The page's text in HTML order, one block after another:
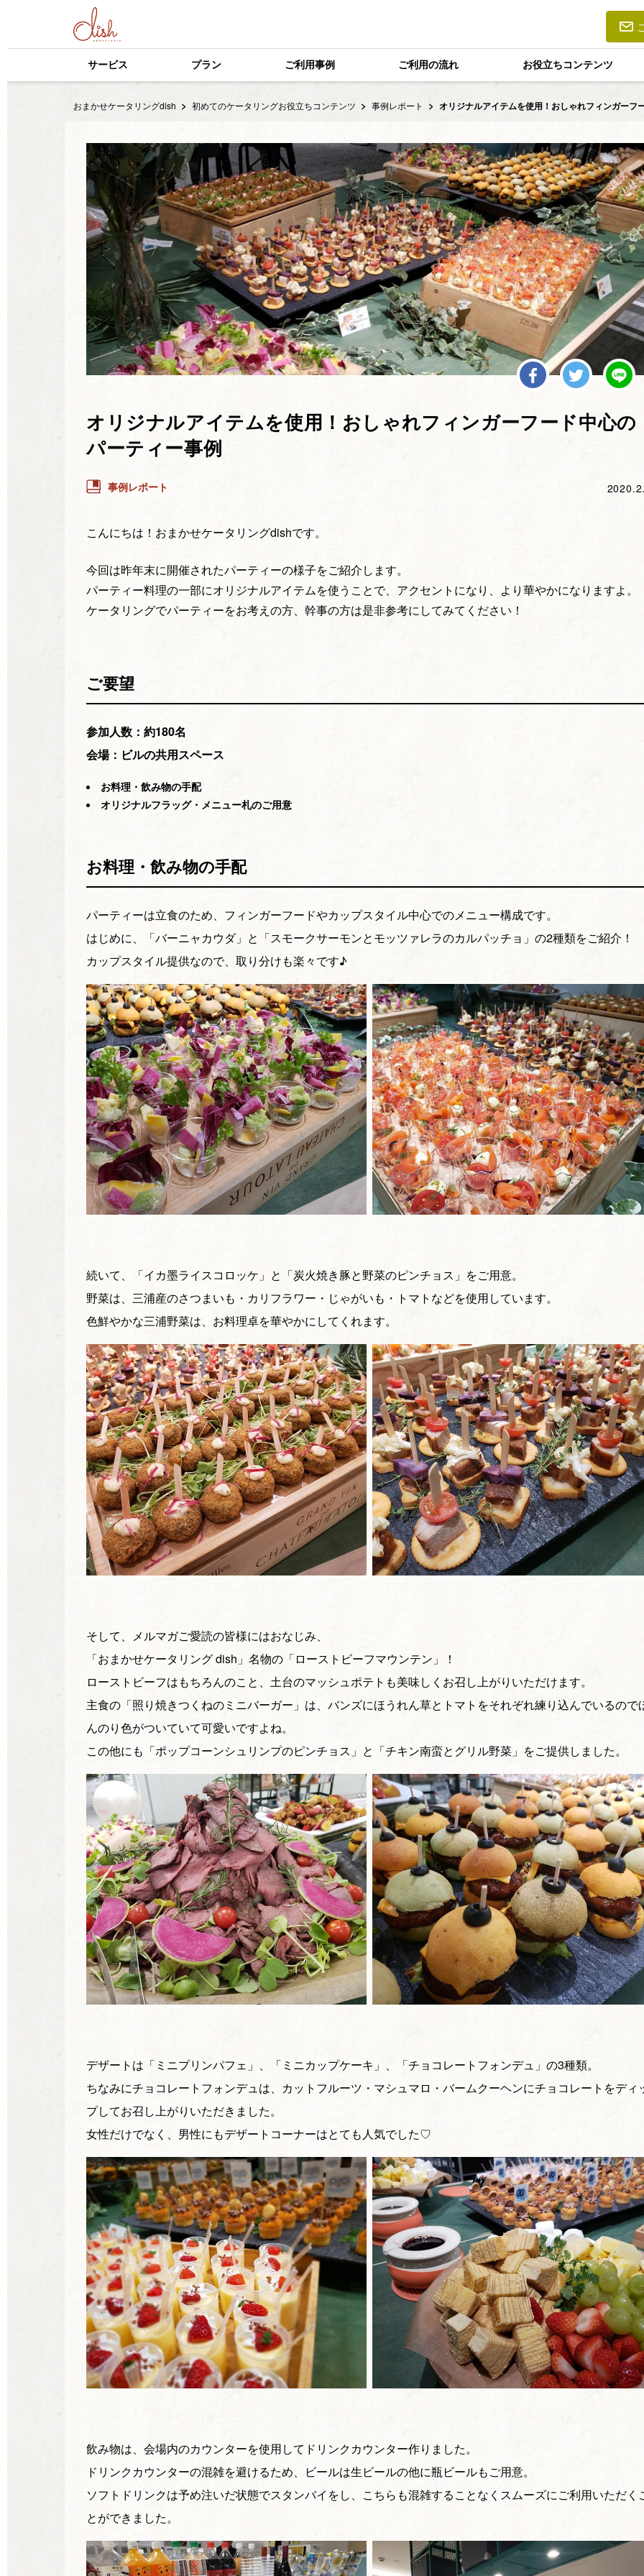
サービス プラン ご利用事例 ご利用の流れ お役立ちコンテンツ
おまかせケータリングdish 初めてのケータリングお役立ちコンテンツ 事例レポート オリジナルアイテムを使用！おしゃれフィンガーフ
オリジナルアイテムを使用！おしゃれフィンガーフード中心の
パーティー事例
事例レポート
こんにちは！おまかせケータリングdishです。
今回は昨年末に開催されたパーティーの様子をご紹介します。
パーティー料理の一部にオリジナルアイテムを使うことで、アクセントになり、より華やかになりますよ。
ケータリングでパーティーをお考えの方、幹事の方は是非参考にしてみてください！
ご要望
参加人数：約180名
会場：ビルの共用スペース
お料理・飲み物の手配
オリジナルフラッグ・メニュー札のご用意
お料理・飲み物の手配
パーティーは立食のため、フィンガーフードやカップスタイル中心でのメニュー構成です。
はじめに、「バーニャカウダ」と「スモークサーモンとモッツァレラのカルパッチョ」の2種類をご紹介！
カップスタイル提供なので、取り分けも楽々です♪
続いて、「イカ墨ライスコロッケ」と「炭火焼き豚と野菜のピンチョス」をご用意。
野菜は、三浦産のさつまいも・カリフラワー・じゃがいも・トマトなどを使用しています。
色鮮やかな三浦野菜は、お料理卓を華やかにしてくれます。
そして、メルマガご愛読の皆様にはおなじみ、
「おまかせケータリング dish」名物の「ローストビーフマウンテン」！
ローストビーフはもちろんのこと、土台のマッシュポテトも美味しくお召し上がりいただけます。
主食の「照り焼きつくねのミニバーガー」は、バンズにほうれん草とトマトをそれぞれ練り込んでいるので
んのり色がついていて可愛いですよね。
この他にも「ポップコーンシュリンプのピンチョス」と「チキン南蛮とグリル野菜」をご提供しました。
デザートは「ミニプリンパフェ」、「ミニカップケーキ」、「チョコレートフォンデュ」の3種類。
ちなみにチョコレートフォンデュは、カットフルーツ・マシュマロ・バームクーヘンにチョコレートをディ
プしてお召し上がりいただきました。
女性だけでなく、男性にもデザートコーナーはとても人気でした♡
飲み物は、会場内のカウンターを使用してドリンクカウンター作りました。
ドリンクカウンターの混雑を避けるため、ビールは生ビールの他に瓶ビールもご用意。
ソフトドリンクは予め注いだ状態でスタンバイをし、こちらも混雑することなくスムーズにご利用いただく
とができました。